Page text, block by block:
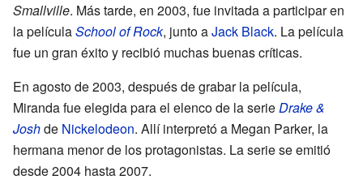
Smallville. Más tarde, en 2003, fue invitada a participar en
la películaSchool of Rock, junto aJack Black. La película
fue un gran éxito y recibió muchas buenas críticas.
En agosto de 2003, después de grabar la película,
Miranda fue elegida para el elenco de la serieDrake &
Joshde Nickelodeon. Allí interpretó a Megan Parker, la
hermana menor de los protagonistas. La serie se emitió
desde 2004 hasta 2007.